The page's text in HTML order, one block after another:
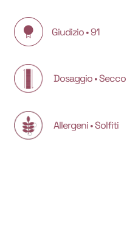
Giudizio • 91
Dosaggio • Secco
Allergeni • Solfiti